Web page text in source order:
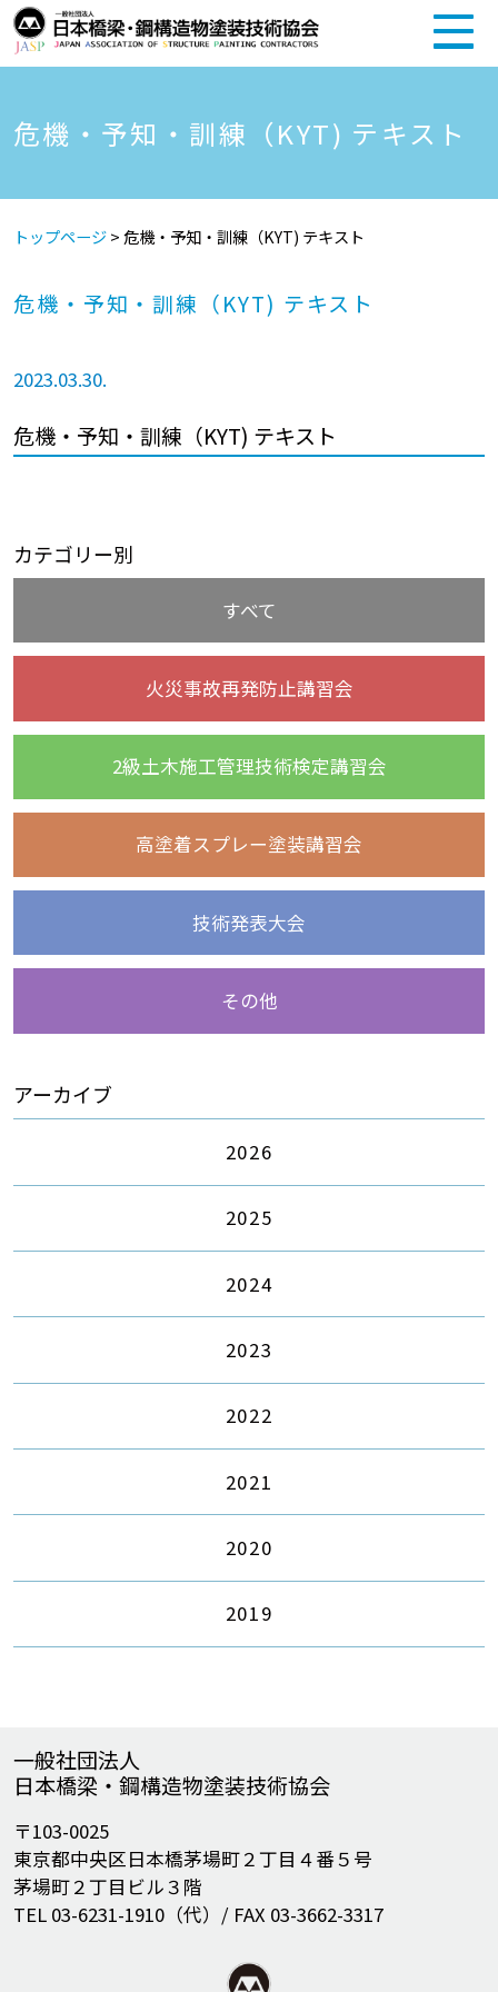
危機・予知・訓練（KYT) テキスト
トップページ>危機・予知・訓練（KYT) テキスト
危機・予知・訓練（KYT) テキスト
2023.03.30.
危機・予知・訓練（KYT) テキスト
カテゴリー別
すべて
火災事故再発防止講習会
2級土木施工管理技術検定講習会
高塗着スプレー塗装講習会
技術発表大会
その他
アーカイブ
2026
2025
2024
2023
2022
2021
2020
2019
一般社団法人
日本橋梁・鋼構造物塗装技術協会
〒103-0025
東京都中央区日本橋茅場町２丁目４番５号
茅場町２丁目ビル３階
TEL 03-6231-1910（代）/ FAX 03-3662-3317